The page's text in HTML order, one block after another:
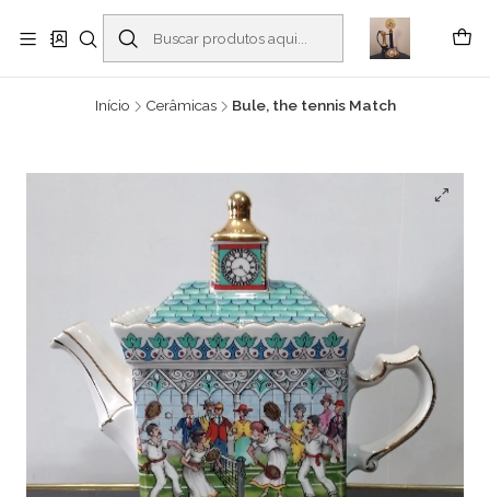
Buscantiguidades - Leilões. Colecionismo e antiguidades em Viana do
Castelo -
Leia mais
Início Cerâmicas Bule, the tennis Match